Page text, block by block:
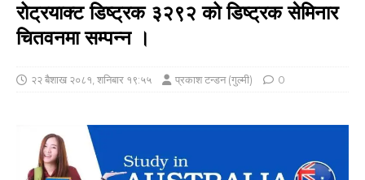
रोट्रयाक्ट डिष्ट्रक ३२९२ को डिष्ट्रक सेमिनार
चितवनमा सम्पन्न ।
२२ बैशाख २०८१, शनिबार १९:५५ प्रकाश टन्डन (गुल्मी) 0